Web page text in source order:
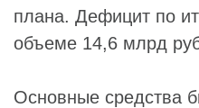
плана. Дефицит по
объеме 14,6 млрд
Основные средства